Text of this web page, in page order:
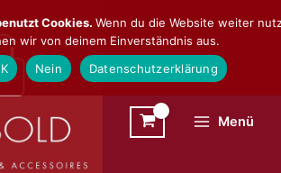
Menü
Cookies. Wenn du die Website weiter
wir von deinem Einverständnis aus.
Nein Datenschutzerklärung